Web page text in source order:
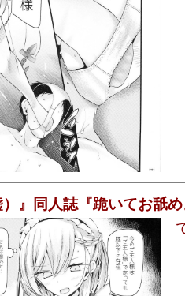
』同人誌『跪いてお舐